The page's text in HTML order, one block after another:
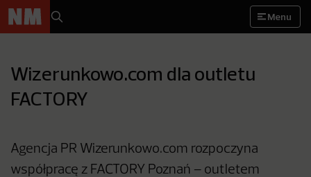
Menu
Wizerunkowo.com dla outletu
FACTORY
Agencja PR Wizerunkowo.com rozpoczyna
współpracę z FACTORY Poznań – outletem